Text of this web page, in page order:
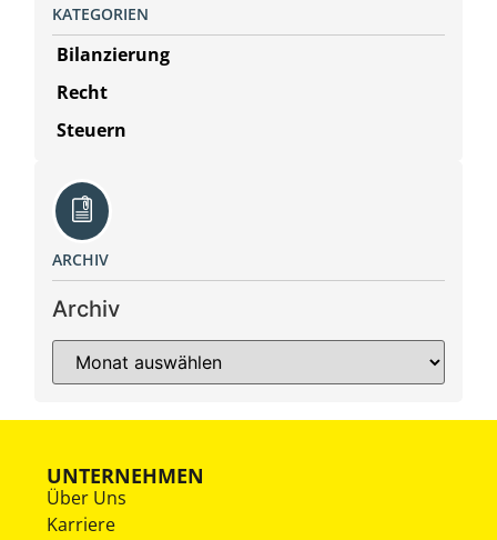
KATEGORIEN
Bilanzierung
Recht
Steuern
ARCHIV
Archiv
UNTERNEHMEN
Über Uns
Karriere